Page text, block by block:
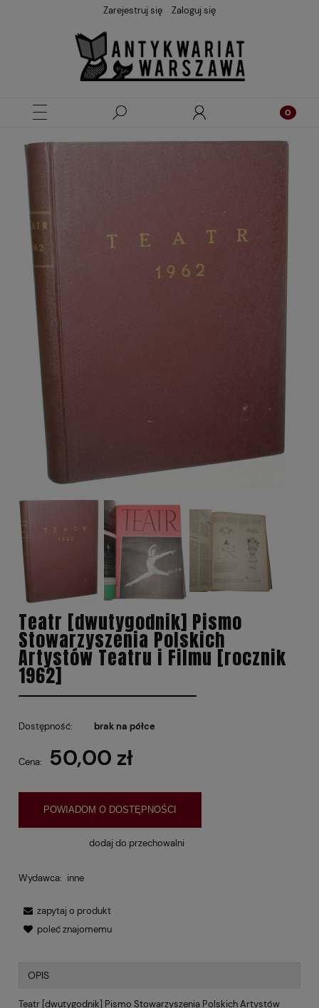
Zarejestruj się Zaloguj się
Teatr [dwutygodnik] Pismo
Stowarzyszenia Polskich
Artystów Teatru i Filmu [rocznik
1962]
Dostępność: brak na półce
Cena: 50,00 zł
POWIADOM O DOSTĘPNOŚCI
dodaj do przechowalni
Wydawca: inne
zapytaj o produkt
poleć znajomemu
OPIS
Teatr [dwutygodnik] Pismo Stowarzyszenia Polskich Artystów